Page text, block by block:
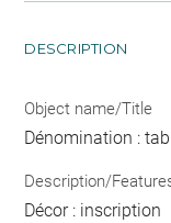
DESCRIPTION
Object name/Title
Dénomination :
Description/
Décor : inscription